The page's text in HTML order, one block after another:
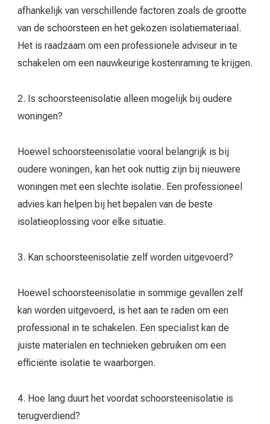
afhankelijk van verschillende factoren zoals de grootte
van de schoorsteen en het gekozen isolatiemateriaal.
Het is raadzaam om een professionele adviseur in te
schakelen om een nauwkeurige kostenraming te krijgen.
2. Is schoorsteenisolatie alleen mogelijk bij oudere
woningen?
Hoewel schoorsteenisolatie vooral belangrijk is bij
oudere woningen, kan het ook nuttig zijn bij nieuwere
woningen met een slechte isolatie. Een professioneel
advies kan helpen bij het bepalen van de beste
isolatieoplossing voor elke situatie.
3. Kan schoorsteenisolatie zelf worden uitgevoerd?
Hoewel schoorsteenisolatie in sommige gevallen zelf
kan worden uitgevoerd, is het aan te raden om een
professional in te schakelen. Een specialist kan de
juiste materialen en technieken gebruiken om een
efficiënte isolatie te waarborgen.
4. Hoe lang duurt het voordat schoorsteenisolatie is
terugverdiend?